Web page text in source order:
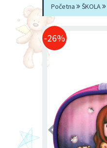
Početna ŠKOLA
-26%